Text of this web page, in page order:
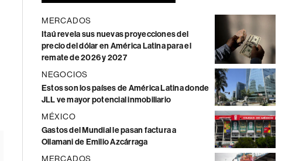
MERCADOS
Itaú revela sus nuevas proyecciones del
precio del dólar en América Latina para el
remate de 2026 y 2027
NEGOCIOS
Estos son los países de América Latina donde
JLL ve mayor potencial inmobiliario
MÉXICO
Gastos del Mundial le pasan factura a
Ollamani de Emilio Azcárraga
MERCADOS